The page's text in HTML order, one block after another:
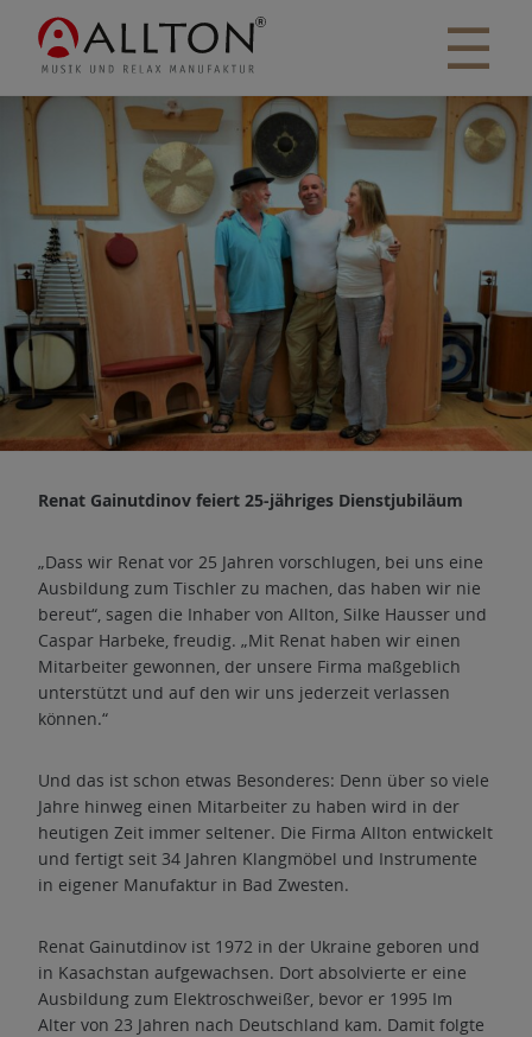
☰
Renat Gainutdinov feiert 25-jähriges Dienstjubiläum
„Dass wir Renat vor 25 Jahren vorschlugen, bei uns eine
Ausbildung zum Tischler zu machen, das haben wir nie
bereut“, sagen die Inhaber von Allton, Silke Hausser und
Caspar Harbeke, freudig. „Mit Renat haben wir einen
Mitarbeiter gewonnen, der unsere Firma maßgeblich
unterstützt und auf den wir uns jederzeit verlassen
können.“
Und das ist schon etwas Besonderes: Denn über so viele
Jahre hinweg einen Mitarbeiter zu haben wird in der
heutigen Zeit immer seltener. Die Firma Allton entwickelt
und fertigt seit 34 Jahren Klangmöbel und Instrumente
in eigener Manufaktur in Bad Zwesten.
Renat Gainutdinov ist 1972 in der Ukraine geboren und
in Kasachstan aufgewachsen. Dort absolvierte er eine
Ausbildung zum Elektroschweißer, bevor er 1995 Im
Alter von 23 Jahren nach Deutschland kam. Damit folgte